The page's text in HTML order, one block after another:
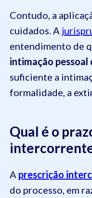
Contudo, a
cuidados. A
entendimento de
intimação pessoal
suficiente a
formalidade, a
Qual é o
intercorrente
A prescrição
do processo, em